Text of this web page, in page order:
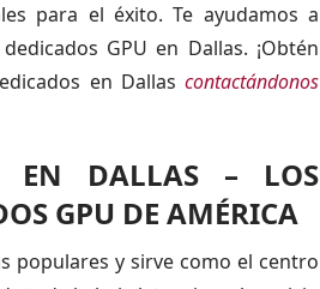
para el éxito. Te ayudamos a
GPU en Dallas. ¡Obtén
en Dallas contactándonos
EN DALLAS – LOS
GPU DE AMÉRICA
populares y sirve como el centro